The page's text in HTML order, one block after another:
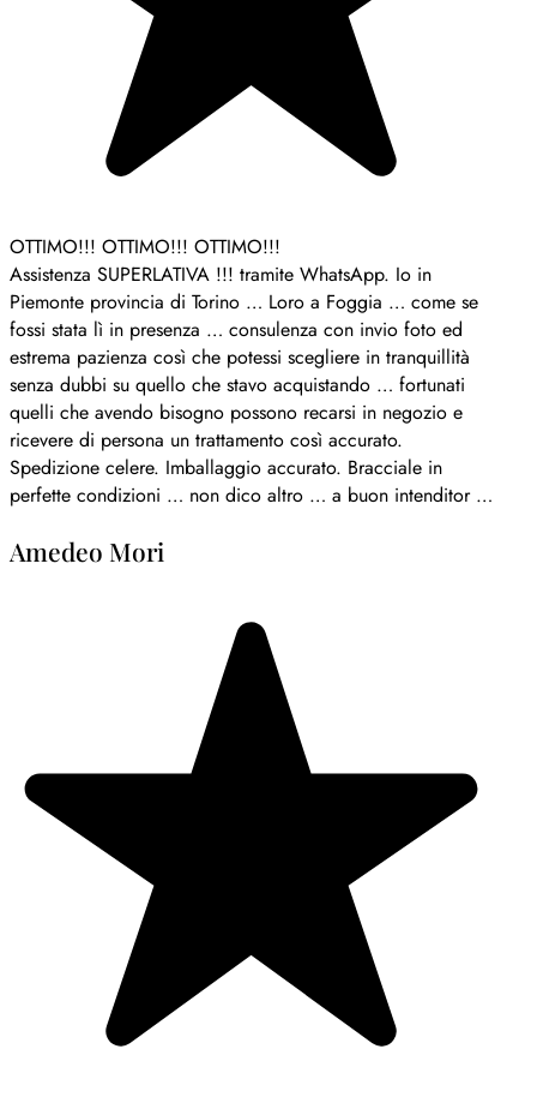
OTTIMO!!! OTTIMO!!! OTTIMO!!!
Assistenza SUPERLATIVA !!! tramite WhatsApp. Io in
Piemonte provincia di Torino … Loro a Foggia … come se
fossi stata lì in presenza … consulenza con invio foto ed
estrema pazienza così che potessi scegliere in tranquillità
senza dubbi su quello che stavo acquistando … fortunati
quelli che avendo bisogno possono recarsi in negozio e
ricevere di persona un trattamento così accurato.
Spedizione celere. Imballaggio accurato. Bracciale in
perfette condizioni … non dico altro … a buon intenditor …
Amedeo Mori